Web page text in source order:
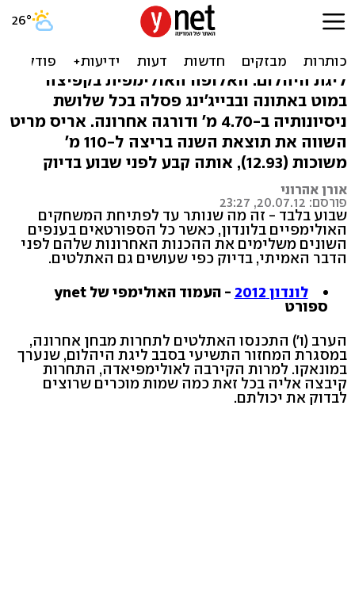
איסינבייבה איכזבה במבחן
האחרון לקראת לונדון
ליגת היהלום: האלופה האולימפית בקפיצה
במוט באתונה ובבייג'ינג פסלה בכל שלושת
ניסיונותיה ב-4.70 מ' ודורגה אחרונה. אריס מריט
השווה את תוצאת השנה בריצה ל-110 מ'
משוכות (12.93), אותה קבע לפני שבוע בדיוק
אורן אהרוני
פורסם: 20.07.12, 23:27
שבוע בלבד - זה מה שנותר עד לפתיחת המשחקים
האולימפיים בלונדון, כאשר כל הספורטאים בענפים
השונים משלימים את ההכנות האחרונות שלהם לפני
הדבר האמיתי, בדיוק כפי שעושים גם האתלטים.
לונדון 2012
- העמוד האולימפי של ynet
ספורט
הערב (ו') התכנסו האתלטים לתחרות מבחן אחרונה,
במסגרת המחזור התשיעי בסבב ליגת היהלום, שנערך
במונאקו. למרות הקירבה לאולימפיאדה, התחרות
קיבצה אליה בכל זאת כמה שמות מוכרים שרוצים
לבדוק את יכולתם.